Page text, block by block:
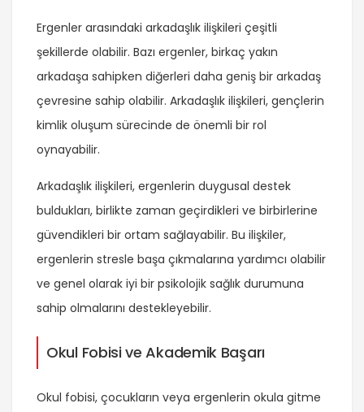
Ergenler arasındaki arkadaşlık ilişkileri çeşitli
şekillerde olabilir. Bazı ergenler, birkaç yakın
arkadaşa sahipken diğerleri daha geniş bir arkadaş
çevresine sahip olabilir. Arkadaşlık ilişkileri, gençlerin
kimlik oluşum sürecinde de önemli bir rol
oynayabilir.
Arkadaşlık ilişkileri, ergenlerin duygusal destek
buldukları, birlikte zaman geçirdikleri ve birbirlerine
güvendikleri bir ortam sağlayabilir. Bu ilişkiler,
ergenlerin stresle başa çıkmalarına yardımcı olabilir
ve genel olarak iyi bir psikolojik sağlık durumuna
sahip olmalarını destekleyebilir.
Okul Fobisi ve Akademik Başarı
Okul fobisi, çocukların veya ergenlerin okula gitme